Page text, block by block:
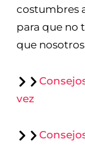
costumbres
para que no
que
vez